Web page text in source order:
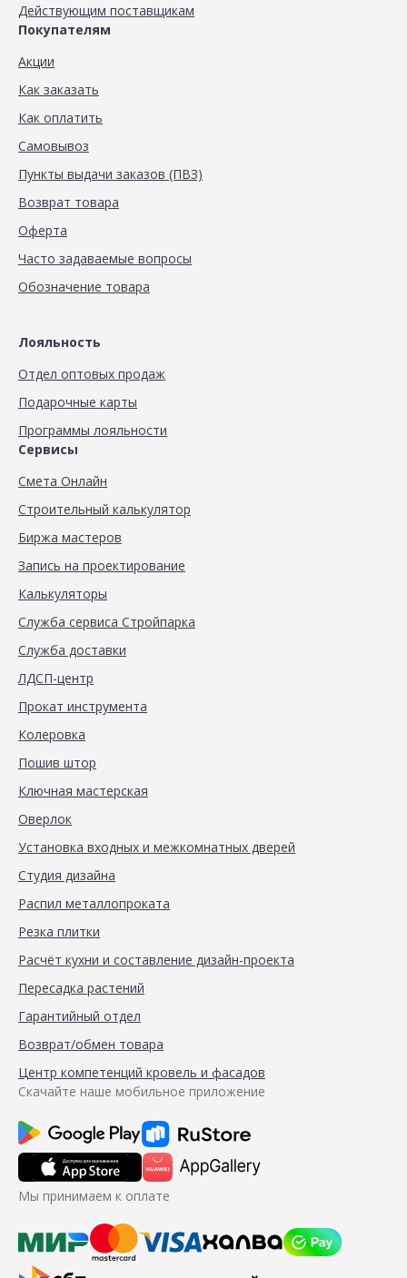
Действующим поставщикам
Покупателям
Акции
Как заказать
Как оплатить
Самовывоз
Пункты выдачи заказов (ПВЗ)
Возврат товара
Оферта
Часто задаваемые вопросы
Обозначение товара
Лояльность
Отдел оптовых продаж
Подарочные карты
Программы лояльности
Сервисы
Смета Онлайн
Строительный калькулятор
Биржа мастеров
Запись на проектирование
Калькуляторы
Служба сервиса Стройпарка
Служба доставки
ЛДСП-центр
Прокат инструмента
Колеровка
Пошив штор
Ключная мастерская
Оверлок
Установка входных и межкомнатных дверей
Студия дизайна
Распил металлопроката
Резка плитки
Расчёт кухни и составление дизайн-проекта
Пересадка растений
Гарантийный отдел
Возврат/обмен товара
Центр компетенций кровель и фасадов
Скачайте наше мобильное приложение
Мы принимаем к оплате